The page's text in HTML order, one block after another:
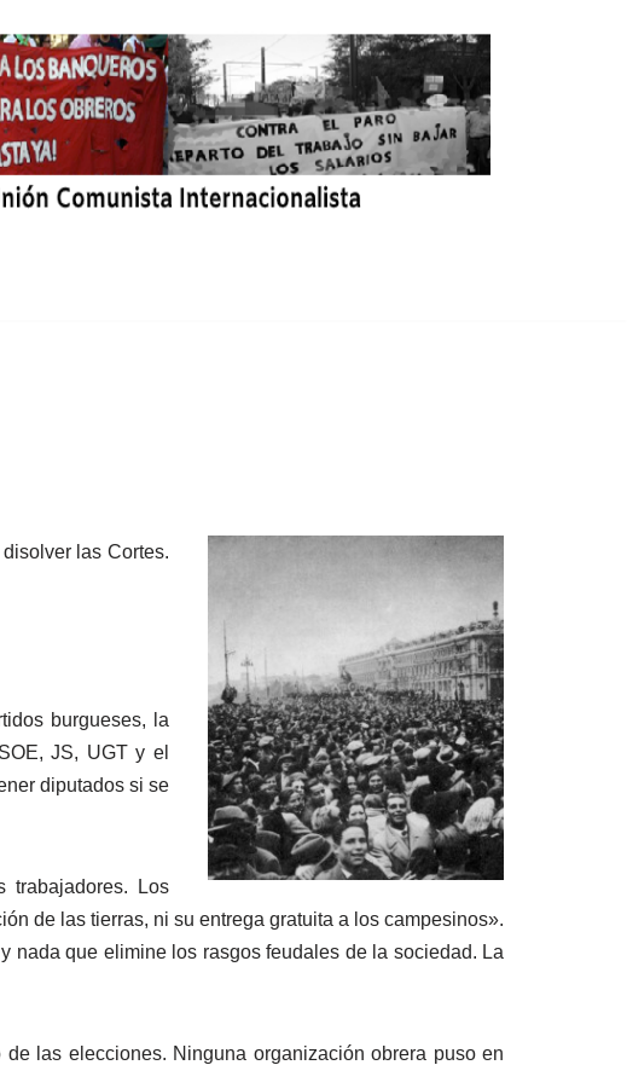
las Cortes.
burgueses, la
JS, UGT y el
diputados si se
trabajadores. Los
de las tierras, ni su entrega gratuita a los campesinos».
nada que elimine los rasgos feudales de la sociedad. La
las elecciones. Ninguna organización obrera puso en